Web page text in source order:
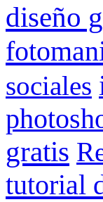
diseño
sociales
gratis
tutorial